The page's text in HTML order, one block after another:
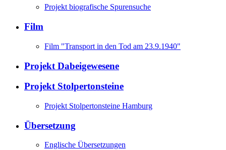
Projekt biografische Spurensuche
Film
Film "Transport in den Tod am 23.9.1940"
Projekt Dabeigewesene
Projekt Stolpertonsteine
Projekt Stolpertonsteine Hamburg
Übersetzung
Englische Übersetzungen